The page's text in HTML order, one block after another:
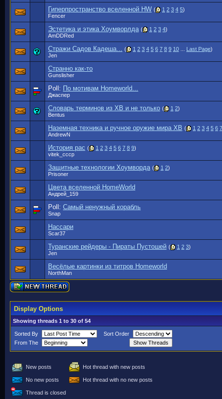
Гиперпространство вселенной HW ( 1 2 3 4 5)
Fencer
Эстетика и этика Хоумворлда ( 1 2 3 4)
AmDDRed
Стражи Садов Кадеша... ( 1 2 3 4 5 6 7 8 9 10 Last Page)
Jen
Странно как-то
Gunslisher
Poll: По мотивам Homeworld...
Джаспер
Словарь терминов из ХВ и не только ( 1 2)
Bentus
Наземная техника и ручное оружие мира ХВ ( 1 2 3 4 5 6 7
AndrewN
История рас ( 1 2 3 4 5 6 7 8 9)
vitek_cccp
Защитные технологии Хоумворда ( 1 2)
Prisoner
Цвета вселенной HomeWorld
Андрей_159
Poll: Самый ненужный корабль
Snap
Нассари
Scar37
Туранские рейдеры - Пираты Пустошей ( 1 2 3)
Jen
Весёлые картинки из титров Homeworld
NorthMan
Display Options
Showing threads 1 to 30 of 54
Sorted By
Sort Order
From The
New posts Hot thread with new posts
No new posts Hot thread with no new posts
Thread is closed